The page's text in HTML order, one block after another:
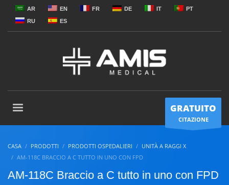
AR EN FR DE IT
PT
RU
ES
GRATUITO
CITAZIONE
CASA PRODOTTI PRODOTTI OSPEDALIERI
UNITÀ A RAGGI X
AM-118C BRACCIO A C TUTTO IN UNO CON FPD
AM-118C Braccio a C tutto in uno con FPD